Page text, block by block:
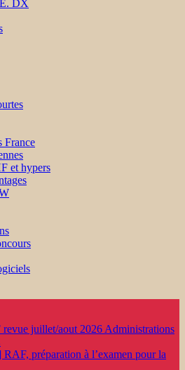
DX
France
et hypers
juillet/aout 2026 Administrations
RAF, préparation à l’examen pour la